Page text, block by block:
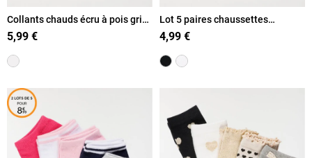
Collants chauds écru à pois gris
fille
5,99 €
Lot 5 paires chaussettes
blanches enfant
4,99 €